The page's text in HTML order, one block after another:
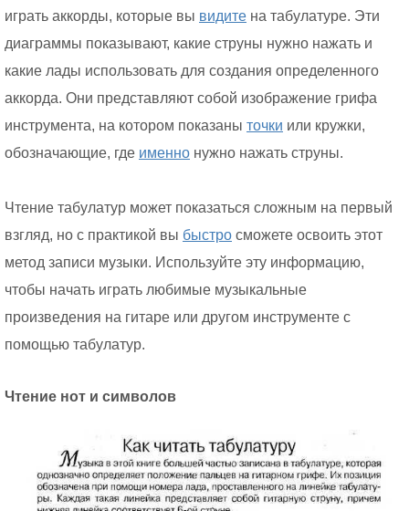
играть аккорды, которые вы видите на табулатуре. Эти
диаграммы показывают, какие струны нужно нажать и
какие лады использовать для создания определенного
аккорда. Они представляют собой изображение грифа
инструмента, на котором показаны точки или кружки,
обозначающие, где именно нужно нажать струны.
Чтение табулатур может показаться сложным на первый
взгляд, но с практикой вы быстро сможете освоить этот
метод записи музыки. Используйте эту информацию,
чтобы начать играть любимые музыкальные
произведения на гитаре или другом инструменте с
помощью табулатур.
Чтение нот и символов